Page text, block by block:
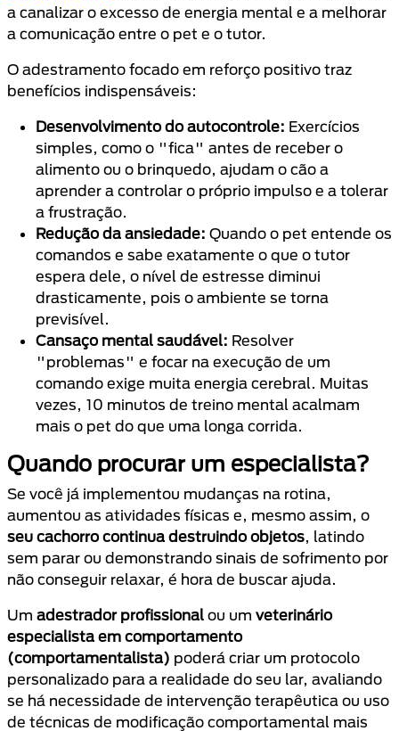
a canalizar o excesso de energia mental e a melhorar
a comunicação entre o pet e o tutor.
O adestramento focado em reforço positivo traz
benefícios indispensáveis:
Desenvolvimento do autocontrole: Exercícios
simples, como o "fica" antes de receber o
alimento ou o brinquedo, ajudam o cão a
aprender a controlar o próprio impulso e a tolerar
a frustração.
Redução da ansiedade: Quando o pet entende os
comandos e sabe exatamente o que o tutor
espera dele, o nível de estresse diminui
drasticamente, pois o ambiente se torna
previsível.
Cansaço mental saudável: Resolver
"problemas" e focar na execução de um
comando exige muita energia cerebral. Muitas
vezes, 10 minutos de treino mental acalmam
mais o pet do que uma longa corrida.
Quando procurar um especialista?
Se você já implementou mudanças na rotina,
aumentou as atividades físicas e, mesmo assim, o
seu cachorro continua destruindo objetos, latindo
sem parar ou demonstrando sinais de sofrimento por
não conseguir relaxar, é hora de buscar ajuda.
Um adestrador profissional ou um veterinário
especialista em comportamento
(comportamentalista) poderá criar um protocolo
personalizado para a realidade do seu lar, avaliando
se há necessidade de intervenção terapêutica ou uso
de técnicas de modificação comportamental mais